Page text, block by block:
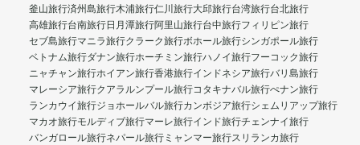
釜山旅行済州島旅行木浦旅行仁川旅行大邱旅行台湾旅行台北旅行
高雄旅行台南旅行日月潭旅行阿里山旅行台中旅行フィリピン旅行
セブ島旅行マニラ旅行クラーク旅行ボホール旅行シンガポール旅行
ベトナム旅行ダナン旅行ホーチミン旅行ハノイ旅行フーコック旅行
ニャチャン旅行ホイアン旅行香港旅行インドネシア旅行バリ島旅行
マレーシア旅行クアラルンプール旅行コタキナバル旅行ぺナン旅行
ランカウイ旅行ジョホールバル旅行カンボジア旅行シェムリアップ旅行
マカオ旅行モルディブ旅行マーレ旅行インド旅行チェンナイ旅行
バンガロール旅行ネパール旅行 ミャンマー旅行スリランカ旅行